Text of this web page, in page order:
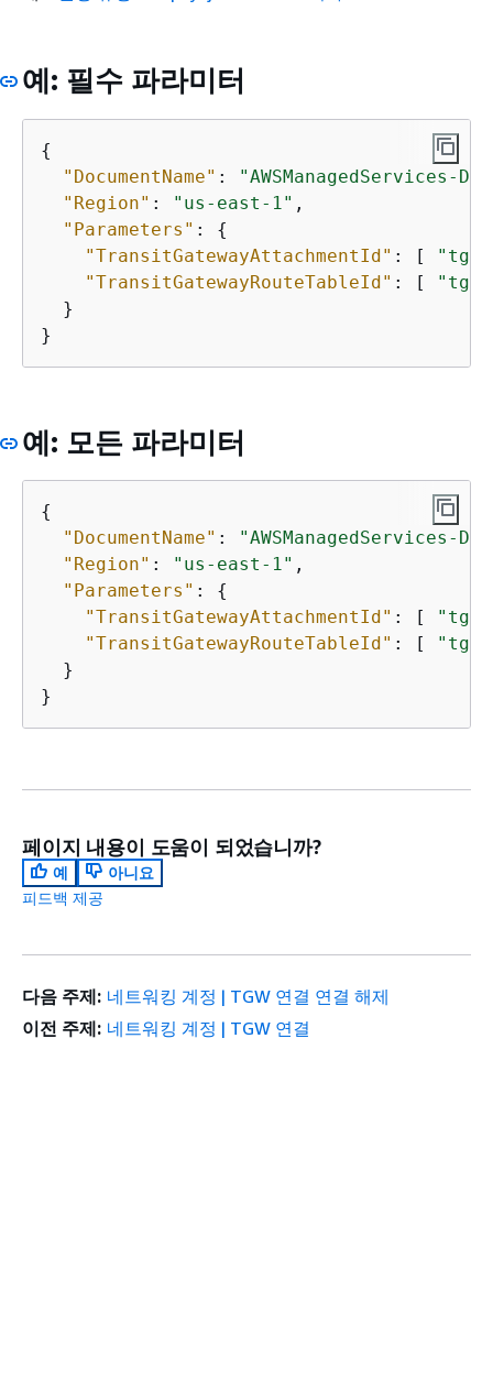
예: 필수 파라미터
{
"DocumentName" :
"AWSManagedServices-
"Region" : "us-east-1" ,
"Parameters" : {
"TransitGatewayAttachmentId" : [
"TransitGatewayRouteTableId" : [
  }
}
예: 모든 파라미터
{
"DocumentName" :
"AWSManagedServices-
"Region" : "us-east-1" ,
"Parameters" : {
"TransitGatewayAttachmentId" : [
"TransitGatewayRouteTableId" : [
  }
}
페이지 내용이 도움이 되었습니까?
예
아니요
피드백 제공
다음 주제: 네트워킹 계정 | TGW 연결 연결 해제
이전 주제: 네트워킹 계정 | TGW 연결